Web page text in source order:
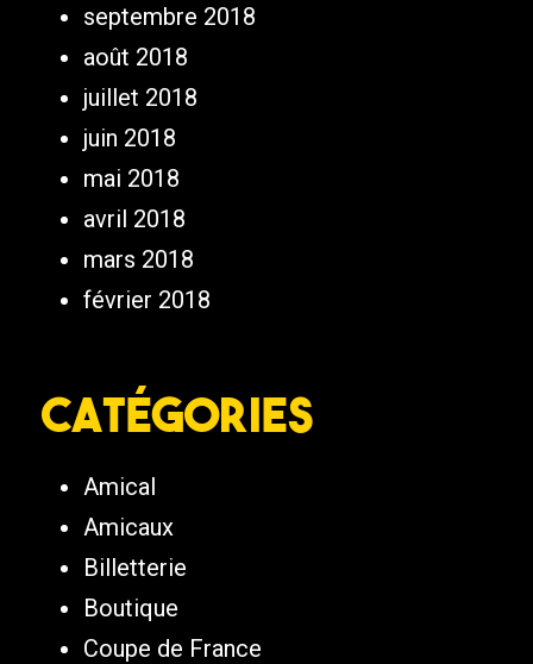
septembre 2018
août 2018
juillet 2018
juin 2018
mai 2018
avril 2018
mars 2018
février 2018
Catégories
Amical
Amicaux
Billetterie
Boutique
Coupe de France